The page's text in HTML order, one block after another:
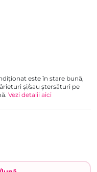
este în stare bună,
și/sau ștersături pe
Vezi detalii aici